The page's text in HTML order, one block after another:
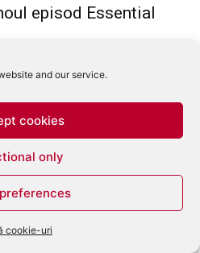
and our service.
cookies
only
cookie-uri
episod Essential